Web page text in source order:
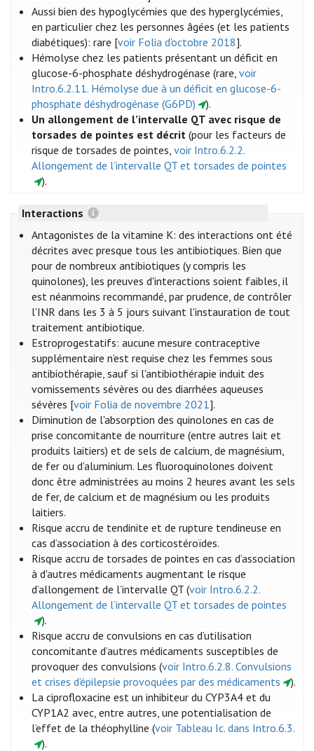
Aussi bien des hypoglycémies que des hyperglycémies,
en particulier chez les personnes âgées (et les patients
diabétiques): rare [voir Folia d'octobre 2018].
Hémolyse chez les patients présentant un déficit en
glucose-6-phosphate déshydrogénase (rare,voir
Intro.6.2.11. Hémolyse due à un déficit en glucose-6-
phosphate déshydrogénase (G6PD)
).
Un allongement de l’intervalle QT avec risque de
torsades de pointes est décrit (pour les facteurs de
risque de torsades de pointes,voir Intro.6.2.2.
Allongement de l’intervalle QT et torsades de pointes
).
Interactions
Antagonistes de la vitamine K: des interactions ont été
décrites avec presque tous les antibiotiques. Bien que
pour de nombreux antibiotiques (y compris les
quinolones), les preuves d'interactions soient faibles, il
est néanmoins recommandé, par prudence, de contrôler
l'INR dans les 3 à 5 jours suivant l'instauration de tout
traitement antibiotique.
Estroprogestatifs: aucune mesure contraceptive
supplémentaire n’est requise chez les femmes sous
antibiothérapie, sauf si l'antibiothérapie induit des
vomissements sévères ou des diarrhées aqueuses
sévères [voir Folia de novembre 2021].
Diminution de l'absorption des quinolones en cas de
prise concomitante de nourriture (entre autres lait et
produits laitiers) et de sels de calcium, de magnésium,
de fer ou d’aluminium. Les fluoroquinolones doivent
donc être administrées au moins 2 heures avant les sels
de fer, de calcium et de magnésium ou les produits
laitiers.
Risque accru de tendinite et de rupture tendineuse en
cas d’association à des corticostéroïdes.
Risque accru de torsades de pointes en cas d’association
à d'autres médicaments augmentant le risque
d’allongement de l’intervalle QT (voir Intro.6.2.2.
Allongement de l’intervalle QT et torsades de pointes
).
Risque accru de convulsions en cas d’utilisation
concomitante d’autres médicaments susceptibles de
provoquer des convulsions (voir Intro.6.2.8. Convulsions
et crises d’épilepsie provoquées par des médicaments
).
La ciprofloxacine est un inhibiteur du CYP3A4 et du
CYP1A2 avec, entre autres, une potentialisation de
l’effet de la théophylline (voir Tableau Ic. dans Intro.6.3.
).